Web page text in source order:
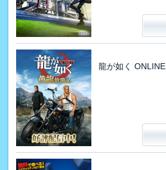
龍が如く ONLINE